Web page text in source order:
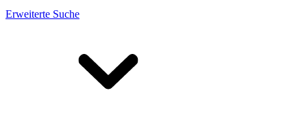
Erweiterte Suche